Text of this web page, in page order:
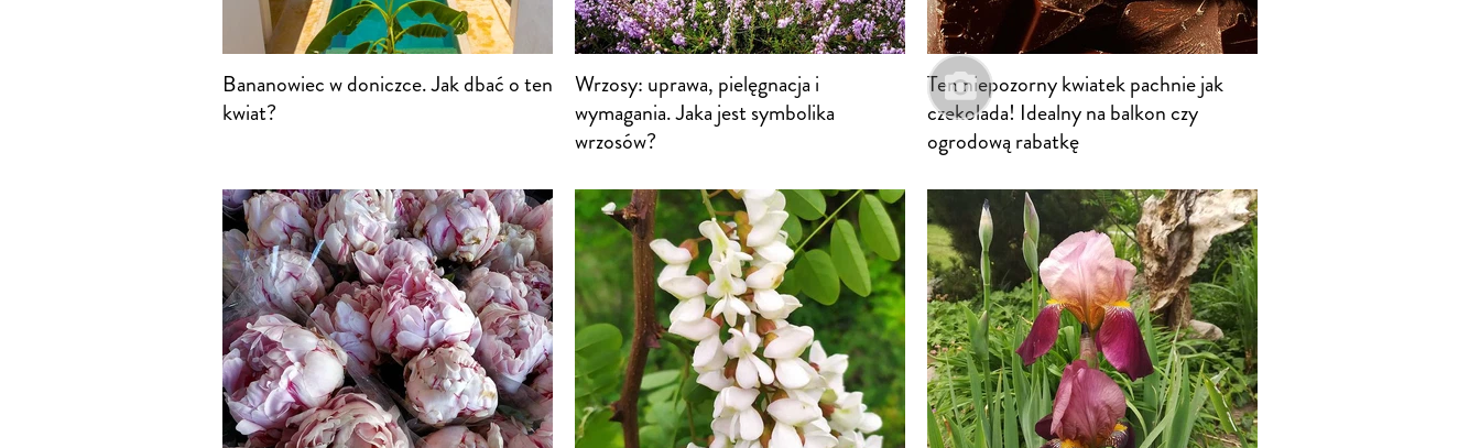
Bananowiec w doniczce. Jak dbać o ten
kwiat?
Wrzosy: uprawa, pielęgnacja i
wymagania. Jaka jest symbolika
wrzosów?
Ten niepozorny kwiatek pachnie jak
czekolada! Idealny na balkon czy
ogrodową rabatkę